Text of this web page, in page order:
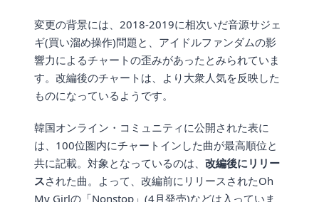
変更の背景には、2018-2019に相次いだ音源サジェ
ギ(買い溜め操作)問題と、アイドルファンダムの影
響力によるチャートの歪みがあったとみられていま
す。改編後のチャートは、より大衆人気を反映した
ものになっているようです。
韓国オンライン・コミュニティに公開された表に
は、100位圏内にチャートインした曲が最高順位と
共に記載。対象となっているのは、 改編後にリリー
スされた曲。よって、改編前にリリースされたOh
My Girlの「Nonstop」(4月発売)などは入っていま